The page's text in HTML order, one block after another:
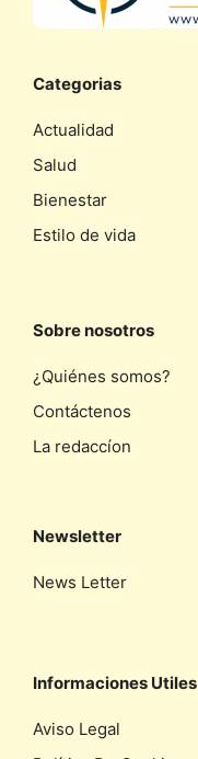
Categorias
Actualidad
Salud
Bienestar
Estilo de vida
Sobre nosotros
¿Quiénes somos?
Contáctenos
La redaccíon
Newsletter
News Letter
Informaciones Utiles
Aviso Legal